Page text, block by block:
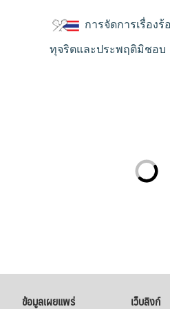
การจัดการเรื่องร้
ทุจริตและประพฤติมิชอบ
ข้อมูลเผยแพร่ เว็บลิงก์